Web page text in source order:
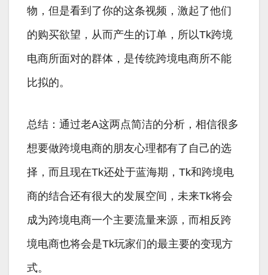
物，但是看到了你的这条视频，激起了他们
的购买欲望，从而产生的订单，所以Tk跨境
电商所面对的群体，是传统跨境电商所不能
比拟的。
总结：通过老A这两点简洁的分析，相信很多
想要做跨境电商的朋友心理都有了自己的选
择，而且现在Tk还处于蓝海期，Tk和跨境电
商的结合还有很大的发展空间，未来Tk将会
成为跨境电商一个主要流量来源，而相反跨
境电商也将会是Tk玩家们的最主要的变现方
式。